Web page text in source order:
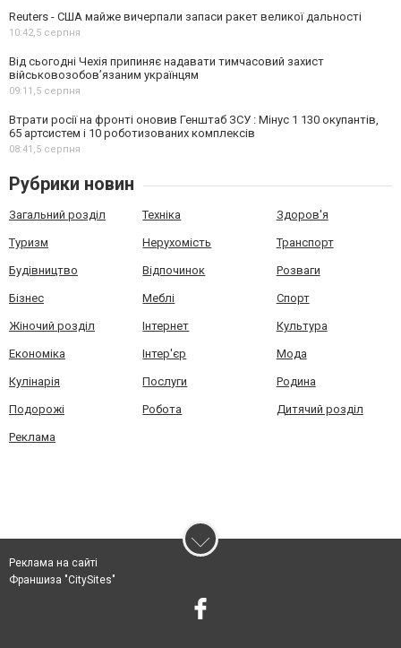
Reuters - США майже вичерпали запаси ракет великої дальності
10:42,5 серпня
Від сьогодні Чехія припиняє надавати тимчасовий захист
військовозобов’язаним українцям
09:11,5 серпня
Втрати росії на фронті оновив Генштаб ЗСУ : Мінус 1 130 окупантів,
65 артсистем і 10 роботизованих комплексів
08:41,5 серпня
Рубрики новин
Загальний розділ Техніка Здоров'я
Туризм Нерухомість Транспорт
Будівництво Відпочинок Розваги
Бізнес Меблі Спорт
Жіночий розділ Інтернет Культура
Економіка Інтер'єр Мода
Кулінарія Послуги Родина
Подорожі Робота Дитячий розділ
Реклама
Реклама на сайті
Франшиза "CitySites"